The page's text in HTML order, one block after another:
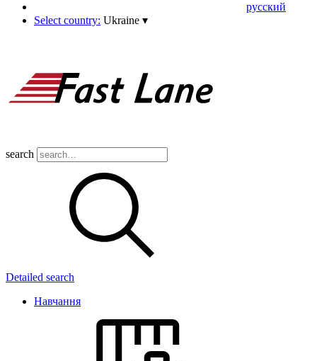
pусский
Select country: Ukraine ▾
search
Detailed search
Навчання